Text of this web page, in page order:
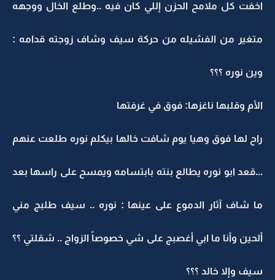
اخفت كل ملامح الحزن إللي كان فيه ..وطلع الخال ووجهه
متغير من الفشيله من حركة سيف وشاف زوجته قدامه :
وين نوره ؟؟؟
الأم وقلبها ناغزها: فوق في غرفتها
راح لها فوق وهيا يوم شافت خالها بيكلم نوره طلعت عنهم
...قعد ابو نوره يطالع بنته بابتسامه ويمسح على راسها بعد
ما شاف آثار الدموع على عينها : نوره .. سيف طلبج مني
ألحين وأنا ما ابي أغصبج على شي خصوصاً الزواج .. شقلتي ؟؟
سيف وإلا خالد ؟؟؟